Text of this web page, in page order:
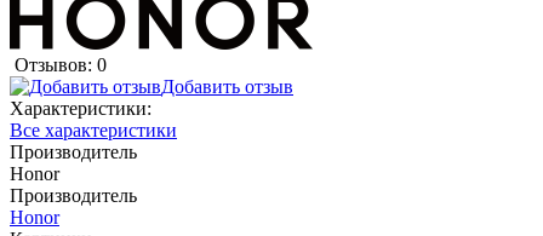
Отзывов: 0
Добавить отзыв
Характеристики:
Все характеристики
Производитель
Honor
Производитель
Honor